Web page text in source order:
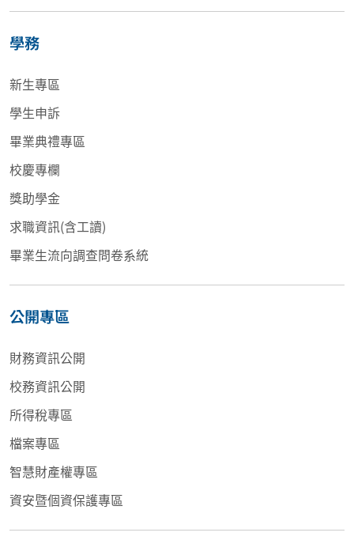
學務
新生專區
學生申訴
畢業典禮專區
校慶專欄
獎助學金
求職資訊(含工讀)
畢業生流向調查問卷系統
公開專區
財務資訊公開
校務資訊公開
所得稅專區
檔案專區
智慧財產權專區
資安暨個資保護專區